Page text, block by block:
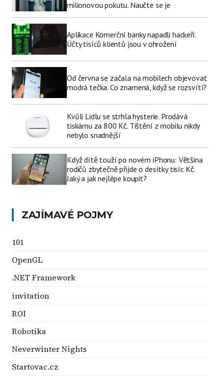
milionovou pokutu. Naučte se je
Aplikace Komerční banky napadli hackeři.
Účty tisíců klientů jsou v ohrožení
Od června se začala na mobilech objevovat
modrá tečka. Co znamená, když se rozsvítí?
Kvůli Lidlu se strhla hysterie. Prodává
tiskárnu za 800 Kč. Tištění z mobilu nikdy
nebylo snadnější
Když dítě touží po novém iPhonu: Většina
rodičů zbytečně přijde o desítky tisíc Kč.
Jaký a jak nejlépe koupit?
ZAJÍMAVÉ POJMY
101
OpenGL
.NET Framework
invitation
ROI
Robotika
Neverwinter Nights
Startovac.cz